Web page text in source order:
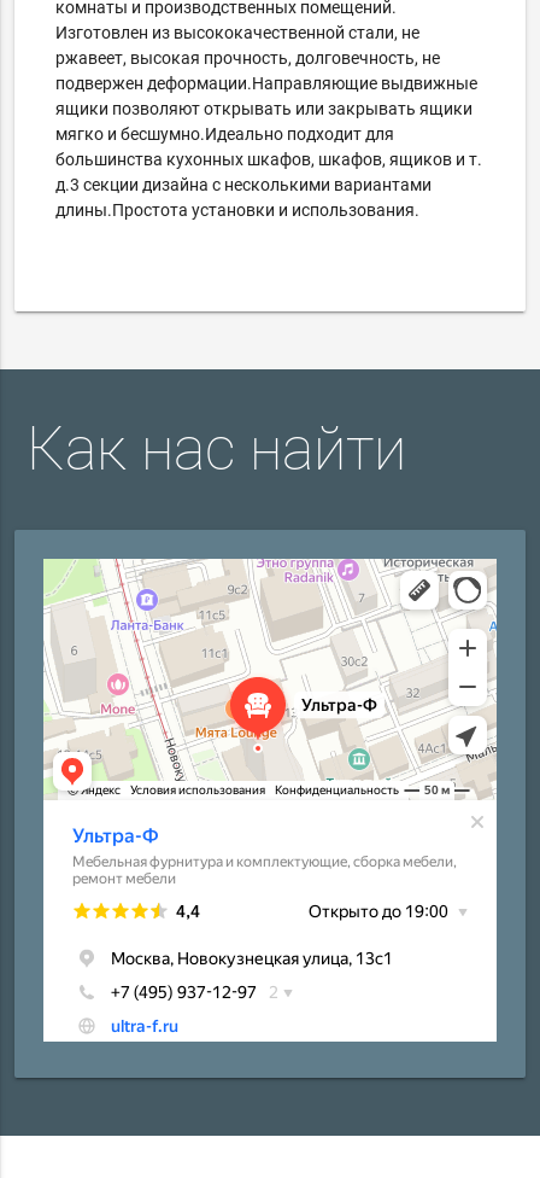
комнаты и производственных помещений.
Изготовлен из высококачественной стали, не
ржавеет, высокая прочность, долговечность, не
подвержен деформации.Направляющие выдвижные
ящики позволяют открывать или закрывать ящики
мягко и бесшумно.Идеально подходит для
большинства кухонных шкафов, шкафов, ящиков и т.
д.3 секции дизайна с несколькими вариантами
длины.Простота установки и использования.
Как нас найти